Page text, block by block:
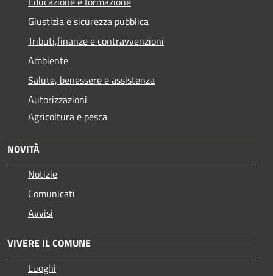
Giustizia e sicurezza pubblica
Tributi,finanze e contravvenzioni
Ambiente
Salute, benessere e assistenza
Autorizzazioni
Agricoltura e pesca
NOVITÀ
Notizie
Comunicati
Avvisi
VIVERE IL COMUNE
Luoghi